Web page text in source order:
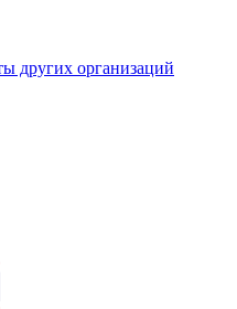
других организаций